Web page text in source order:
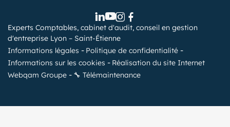
Experts Comptables, cabinet d'audit, conseil en gestion
d'entreprise Lyon – Saint-Étienne
Informations légales
Politique de confidentialité
Informations sur les cookies
Réalisation du site Internet
Webqam Groupe
🔧 Télémaintenance